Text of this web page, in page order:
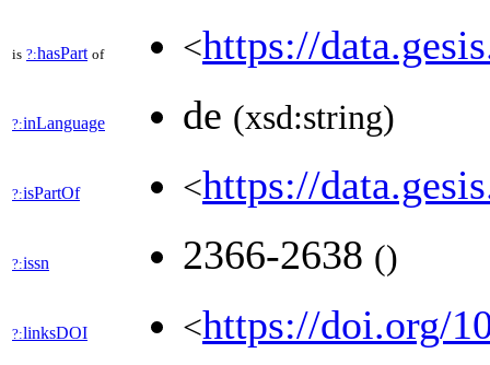
is ?:hasPart of <https://
?:inLanguage de (xsd:string)
?:isPartOf <https://
?:issn 2366-2638 ()
?:linksDOI <https://doi.org/